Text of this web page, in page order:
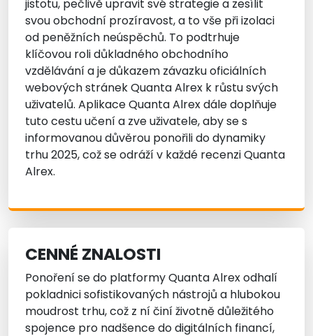
jistotu, pečlivě upravit své strategie a zesílit
svou obchodní prozíravost, a to vše při izolaci
od peněžních neúspěchů. To podtrhuje
klíčovou roli důkladného obchodního
vzdělávání a je důkazem závazku oficiálních
webových stránek Quanta Alrex k růstu svých
uživatelů. Aplikace Quanta Alrex dále doplňuje
tuto cestu učení a zve uživatele, aby se s
informovanou důvěrou ponořili do dynamiky
trhu 2025, což se odráží v každé recenzi Quanta
Alrex.
CENNÉ ZNALOSTI
Ponoření se do platformy Quanta Alrex odhalí
pokladnici sofistikovaných nástrojů a hlubokou
moudrost trhu, což z ní činí životně důležitého
spojence pro nadšence do digitálních financí,